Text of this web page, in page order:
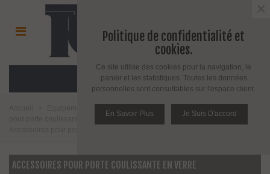
MENU
ACCESSOIRES POUR PORTE COULISSANTE EN VERRE
Politique de confidentialité et
cookies.
Ce site utilise des cookies pour la navigation, le
panier et les statistiques. Toutes les données
personnelles sont consultables sur l'espace client.
En Savoir Plus Je Suis D'accord